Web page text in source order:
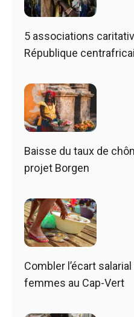
5 associations
République
Baisse du taux de
projet Borgen
Combler l’écart
femmes au Cap-Vert